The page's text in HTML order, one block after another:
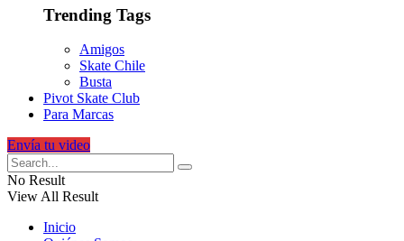
Trending Tags
Amigos
Skate Chile
Busta
Pivot Skate Club
Para Marcas
Envía tu video
No Result
View All Result
Inicio